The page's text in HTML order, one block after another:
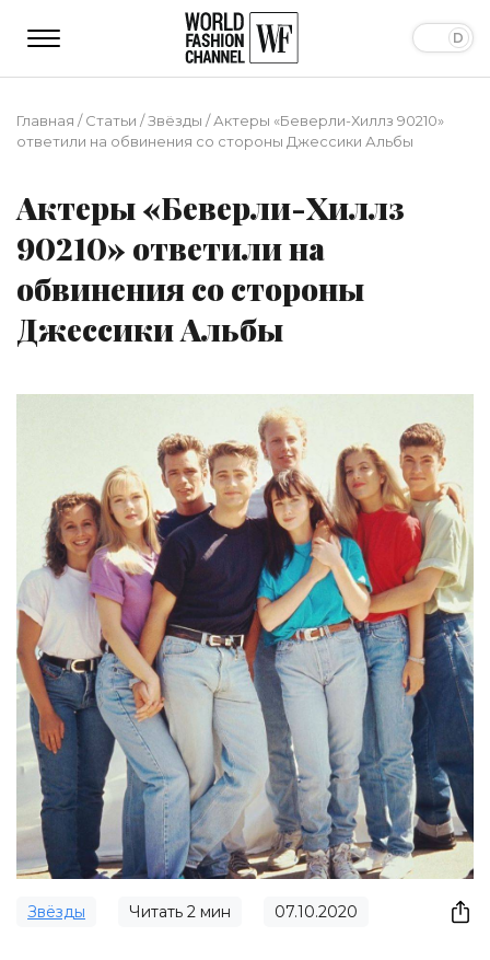
Главная /Статьи /Звёзды /Актеры «Беверли-Хиллз 90210»
ответили на обвинения со стороны Джессики Альбы
Актеры «Беверли-Хиллз
90210» ответили на
обвинения со стороны
Джессики Альбы
Звёзды Читать 2 мин 07.10.2020